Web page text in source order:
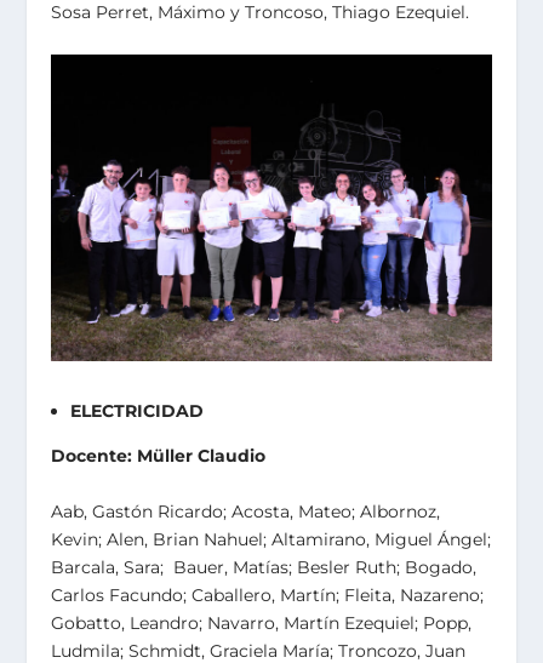
Sosa Perret, Máximo y Troncoso, Thiago Ezequiel.
ELECTRICIDAD
Docente: Müller Claudio
Aab, Gastón Ricardo; Acosta, Mateo; Albornoz,
Kevin; Alen, Brian Nahuel; Altamirano, Miguel Ángel;
Barcala, Sara; Bauer, Matías; Besler Ruth; Bogado,
Carlos Facundo; Caballero, Martín; Fleita, Nazareno;
Gobatto, Leandro; Navarro, Martín Ezequiel; Popp,
Ludmila; Schmidt, Graciela María; Troncozo, Juan